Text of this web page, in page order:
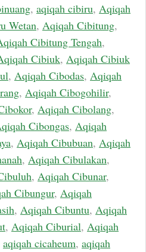
, aqiqah cibiru, Aqiqah
Wetan, Aqiqah Cibitung,
Cibitung Tengah,
Cibiuk, Aqiqah Cibiuk
, Aqiqah Cibodas, Aqiqah
, Aqiqah Cibogohilir,
, Aqiqah Cibolang,
Cibongas, Aqiqah
, Aqiqah Cibubuan, Aqiqah
, Aqiqah Cibulakan,
, Aqiqah Cibunar,
Cibungur, Aqiqah
, Aqiqah Cibuntu, Aqiqah
, Aqiqah Ciburial, Aqiqah
aqiqah cicaheum, aqiqah